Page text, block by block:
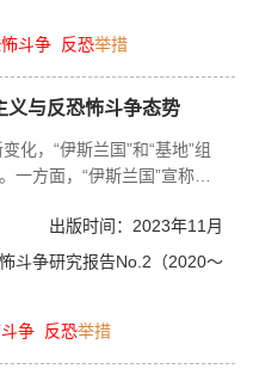
。此外，西亚地区政治局势
国等在此角力，各势力之间
重要的地缘战略位置、特殊
势，为恐怖主义提供了发展
组织的发源地，也使得西亚
。2020年新冠疫情使西亚地
，进一步恶化了本就复杂严
斗争 反恐举措
义与反恐怖斗争态势
化，“伊斯兰国”和“基地”组
方面，“伊斯兰国”宣称，
机构和支持者加强“秘密活
中传播“影响力”；其在线宣
阿富汗、叙利亚的多名高级
头目艾曼·扎瓦希里可能在
有力的反恐举措和强制防疫
出版时间：2023年11月
斗争研究报告No.2（2020～
斗争 反恐举措